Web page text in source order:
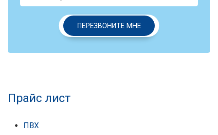
ПЕРЕЗВОНИТЕ МНЕ
Прайс лист
ПВХ